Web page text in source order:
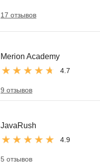
17 отзывов
Merion Academy
4.7
9 отзывов
JavaRush
4.9
5 отзывов